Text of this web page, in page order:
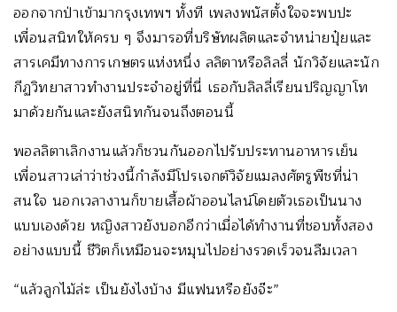
ออกจากป่าเข้ามากรุงเทพฯ ทั้งที เพลงพนัสตั้งใจจะพบปะ
เพื่อนสนิทให้ครบ ๆ จึงมารอที่บริษัทผลิตและจำหน่ายปุ๋ยและ
สารเคมีทางการเกษตรแห่งหนึ่ง ลลิตาหรือลิลลี่ นักวิจัยและนัก
กีฏวิทยาสาวทำงานประจำอยู่ที่นี่ เธอกับลิลลี่เรียนปริญญาโท
มาด้วยกันและยังสนิทกันจนถึงตอนนี้
พอลลิตาเลิกงานแล้วก็ชวนกันออกไปรับประทานอาหารเย็น
เพื่อนสาวเล่าว่าช่วงนี้กำลังมีโปรเจกต์วิจัยแมลงศัตรูพืชที่น่า
สนใจ นอกเวลางานก็ขายเสื้อผ้าออนไลน์โดยตัวเธอเป็นนาง
แบบเองด้วย หญิงสาวยังบอกอีกว่าเมื่อได้ทำงานที่ชอบทั้งสอง
อย่างแบบนี้ ชีวิตก็เหมือนจะหมุนไปอย่างรวดเร็วจนลืมเวลา
“แล้วลูกไม้ล่ะ เป็นยังไงบ้าง มีแฟนหรือยังจ๊ะ”